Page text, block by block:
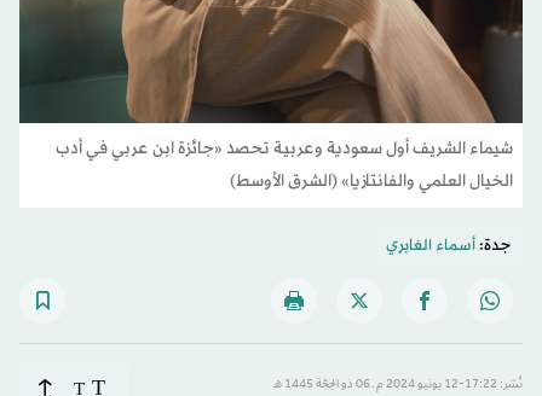
شيماء الشريف أول سعودية وعربية تحصد «جائزة ابن عربي في أدب
الخيال العلمي والفانتازيا» (الشرق الأوسط)
جدة:أسماء الغابري
نُشر: 17:22-12 يونيو 2024 م ـ 06 ذو الحِجّة 1445 هـ T
T